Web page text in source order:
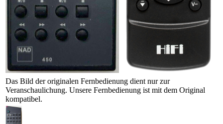
Das Bild der originalen Fernbedienung dient nur zur
Veranschaulichung. Unsere Fernbedienung ist mit dem Original
kompatibel.